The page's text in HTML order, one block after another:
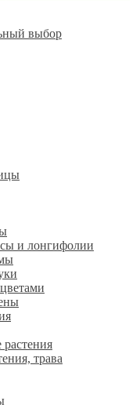
выбор
и лонгифолии
трава